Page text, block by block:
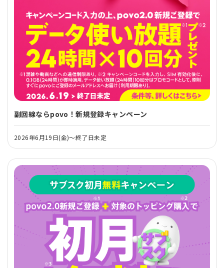
副回線ならpovo！新規登録キャンペーン
2026年6月19日(金)～終了日未定